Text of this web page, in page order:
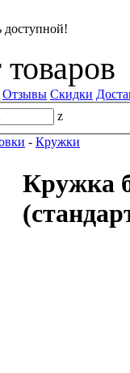
доступной!
Отзывы Скидки
z
- Кружки
Кружка